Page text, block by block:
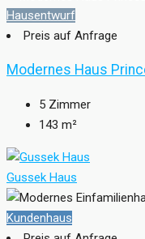
Hausentwurf
Preis auf Anfrage
Modernes Haus
5 Zimmer
143 m²
Gussek Haus
Kundenhaus